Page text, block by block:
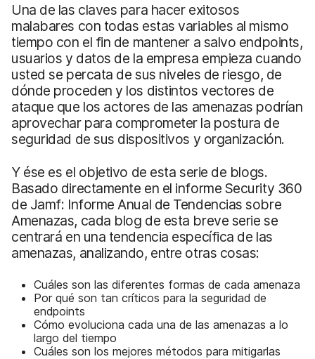
Una de las claves para hacer exitosos
malabares con todas estas variables al mismo
tiempo con el fin de mantener a salvo endpoints,
usuarios y datos de la empresa empieza cuando
usted se percata de sus niveles de riesgo, de
dónde proceden y los distintos vectores de
ataque que los actores de las amenazas podrían
aprovechar para comprometer la postura de
seguridad de sus dispositivos y organización.
Y ése es el objetivo de esta serie de blogs.
Basado directamente en el informe Security 360
de Jamf: Informe Anual de Tendencias sobre
Amenazas, cada blog de esta breve serie se
centrará en una tendencia específica de las
amenazas, analizando, entre otras cosas:
Cuáles son las diferentes formas de cada amenaza
Por qué son tan críticos para la seguridad de
endpoints
Cómo evoluciona cada una de las amenazas a lo
largo del tiempo
Cuáles son los mejores métodos para mitigarlas